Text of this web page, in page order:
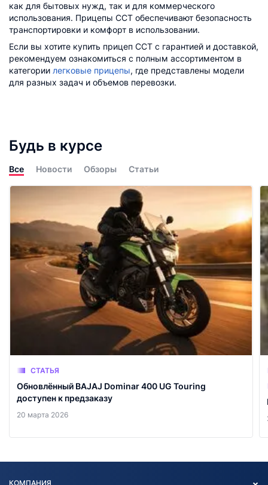
как для бытовых нужд, так и для коммерческого
использования. Прицепы ССТ обеспечивают безопасность
транспортировки и комфорт в использовании.
Если вы хотите купить прицеп ССТ с гарантией и доставкой,
рекомендуем ознакомиться с полным ассортиментом в
категории легковые прицепы, где представлены модели
для разных задач и объемов перевозки.
Будь в курсе
Все Новости Обзоры Статьи
СТАТЬЯ
Обновлённый BAJAJ Dominar 400 UG Touring
доступен к предзаказу
20 марта 2026
КОМПАНИЯ